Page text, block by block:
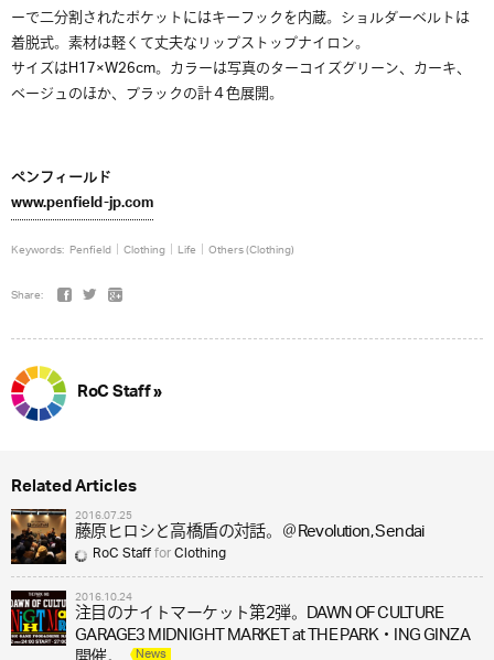
ーで二分割されたポケットにはキーフックを内蔵。ショルダーベルトは
着脱式。素材は軽くて丈夫なリップストップナイロン。
サイズはH17×W26cm。カラーは写真のターコイズグリーン、カーキ、
ベージュのほか、ブラックの計４色展開。
ペンフィールド
www.penfield-jp.com
Keywords: Penfield Clothing Life Others (Clothing)
Share:
RoC Staff »
Related Articles
2016.07.25
藤原ヒロシと高橋盾の対話。＠Revolution, Sendai
RoC StaffforClothing
2016.10.24
注目のナイトマーケット第2弾。DAWN OF CULTURE
GARAGE3 MIDNIGHT MARKET at THE PARK・ING GINZA
News